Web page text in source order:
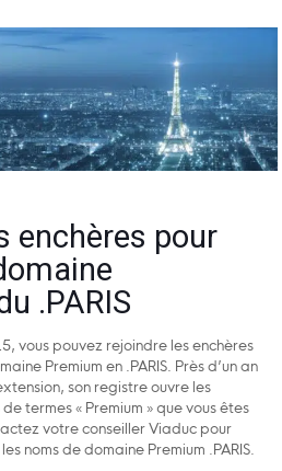
enchères pour
.PARIS
vous pouvez rejoindre les enchères
Premium en .PARIS. Près d’un an
son registre ouvre les
termes « Premium » que vous êtes
votre conseiller Viaduc pour
noms de domaine Premium .PARIS.